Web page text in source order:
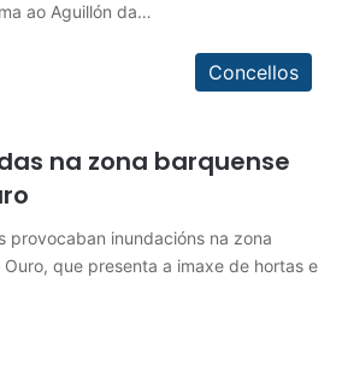
ao Aguillón da…
Concellos
na zona barquense
provocaban inundacións na zona
que presenta a imaxe de hortas e